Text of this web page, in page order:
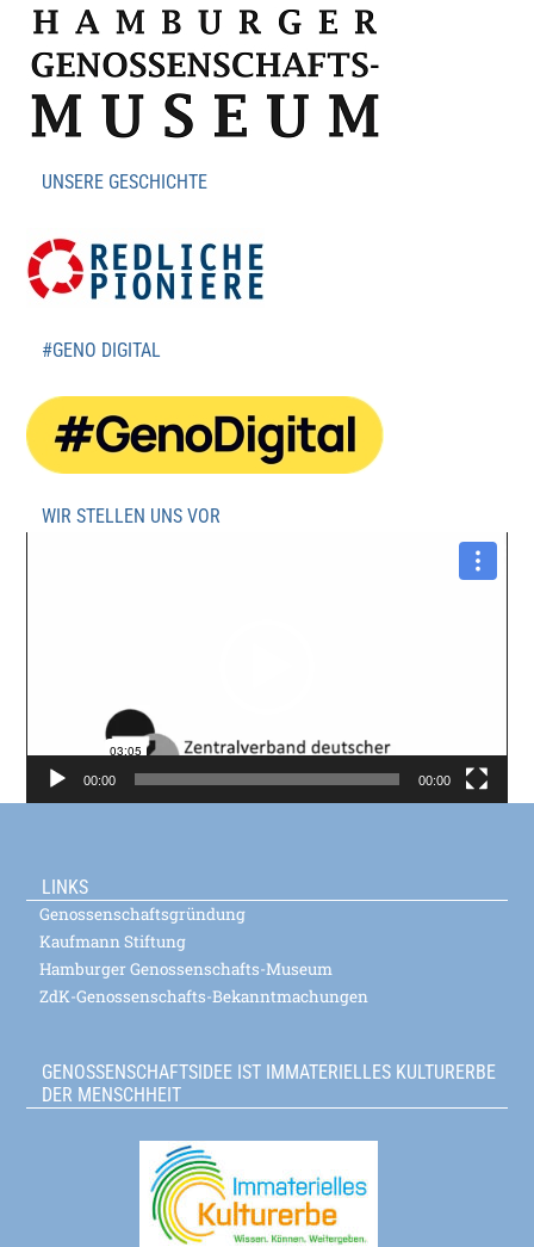
UNSERE GESCHICHTE
#GENO DIGITAL
WIR STELLEN UNS VOR
00:00 00:00
LINKS
Genossenschaftsgründung
Kaufmann Stiftung
Hamburger Genossenschafts-Museum
ZdK-Genossenschafts-Bekanntmachungen
GENOSSENSCHAFTSIDEE IST IMMATERIELLES KULTURERBE
DER MENSCHHEIT